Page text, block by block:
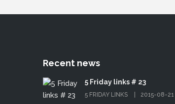
Recent news
5 Friday links # 23
5 FRIDAY LINKS 2015-08-21